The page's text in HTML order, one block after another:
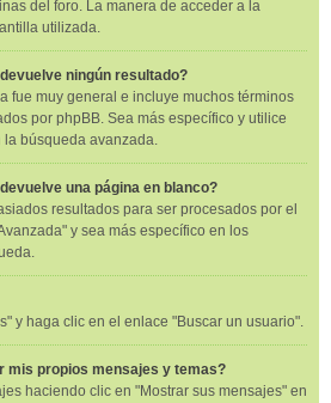
del foro. La manera de acceder a la
utilizada.
ningún resultado?
fue muy general e incluye muchos términos
por phpBB. Sea más específico y utilice
la búsqueda avanzada.
una página en blanco?
resultados para ser procesados por el
y sea más específico en los
y haga clic en el enlace "Buscar un usuario".
mis propios mensajes y temas?
haciendo clic en "Mostrar sus mensajes" en